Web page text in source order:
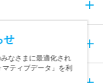
せ
なさまに最適化され
ティブデータ」を利